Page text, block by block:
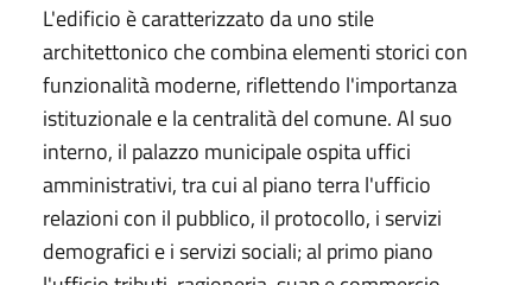
L'edificio è caratterizzato da uno stile
architettonico che combina elementi storici con
funzionalità moderne, riflettendo l'importanza
istituzionale e la centralità del comune. Al suo
interno, il palazzo municipale ospita uffici
amministrativi, tra cui al piano terra l'ufficio
relazioni con il pubblico, il protocollo, i servizi
demografici e i servizi sociali; al primo piano